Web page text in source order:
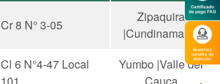
Cr 8 N° 3-05
Zipaquira
|Cundinamarca
Cl 6 N°4-47 Local
Yumbo |Valle del